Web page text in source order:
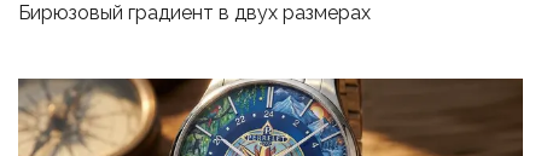
Бирюзовый градиент в двух размерах